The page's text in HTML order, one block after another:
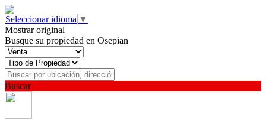
Seleccionar idioma ▼
Mostrar original
Busque su propiedad en Osepian
Buscar